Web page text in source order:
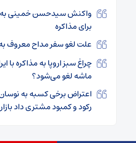
واکنش سیدحسن خمینی به
برای مذاکره
علت لغو سفر مداح معروف
چراغ سبز اروپا به مذاکره با
ماشه لغو می‌شود؟
اعتراض برخی کسبه به
رکود و کمبود مشتری داد